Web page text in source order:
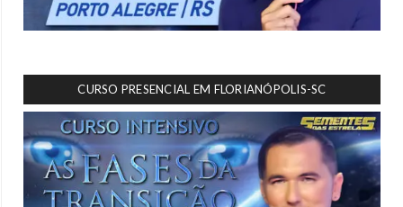
CURSO PRESENCIAL EM FLORIANÓPOLIS-SC